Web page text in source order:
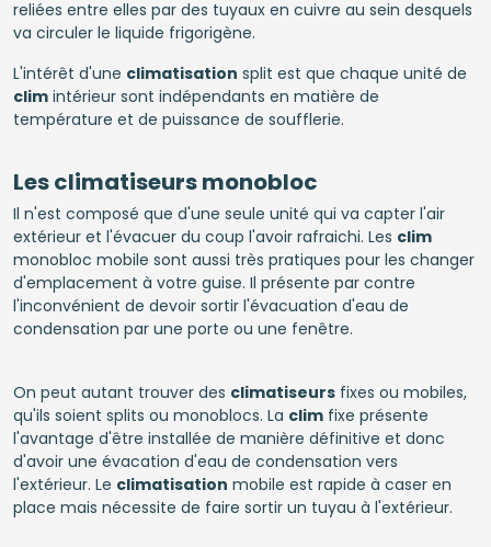
reliées entre elles par des tuyaux en cuivre au sein desquels
va circuler le liquide frigorigène.
L'intérêt d'une climatisation split est que chaque unité de
climintérieur sont indépendants en matière de
température et de puissance de soufflerie.
Les climatiseurs monobloc
Il n'est composé que d'une seule unité qui va capter l'air
extérieur et l'évacuer du coup l'avoir rafraichi. Les clim
monobloc mobile sont aussi très pratiques pour les changer
d'emplacement à votre guise. Il présente par contre
l'inconvénient de devoir sortir l'évacuation d'eau de
condensation par une porte ou une fenêtre.
On peut autant trouver des climatiseursfixes ou mobiles,
qu'ils soient splits ou monoblocs. La climfixe présente
l'avantage d'être installée de manière définitive et donc
d'avoir une évacation d'eau de condensation vers
l'extérieur. Le climatisation mobile est rapide à caser en
place mais nécessite de faire sortir un tuyau à l'extérieur.